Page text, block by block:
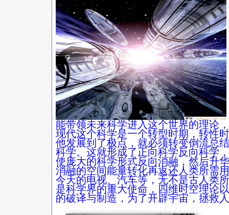
能带领未来科学进入这个世界的理论
现代这个科学是一个转型时期，转性
他发展到了极点，就必须转变倒流总
科学。这就形成了正向科学反向科学
使庞大的科学形式反向消融，然后升
消融的空间能量转化再返还人类所需
今天的电视、汽车等，无不是古人类
是科学界的重大使命，四维时空理论
的破译与制造，为了开辟宇宙，拯救